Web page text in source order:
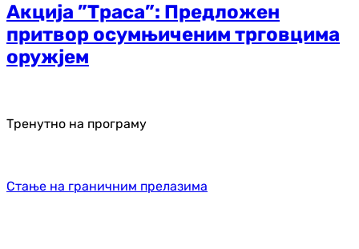
Акција ”Траса”: Предложен
притвор осумњиченим трговцима
оружјем
Тренутно на програму
Стање на граничним прелазима